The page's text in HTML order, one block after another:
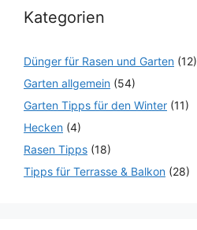
Kategorien
Dünger für Rasen und Garten (12)
Garten allgemein (54)
Garten Tipps für den Winter (11)
Hecken (4)
Rasen Tipps (18)
Tipps für Terrasse & Balkon (28)